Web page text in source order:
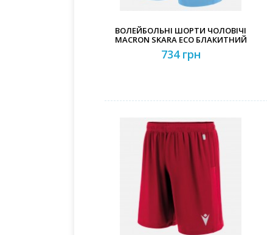
ВОЛЕЙБОЛЬНІ ШОРТИ ЧОЛОВІЧІ
MACRON SKARA ECO БЛАКИТНИЙ
734 грн